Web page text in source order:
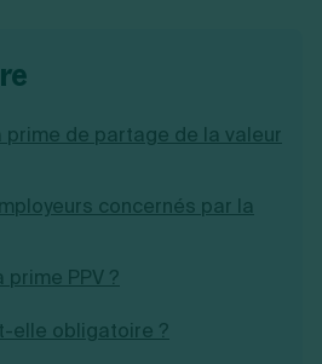
fiscales
d'expertise
prime de partage de la valeur
concernés par la
PPV ?
elle obligatoire ?